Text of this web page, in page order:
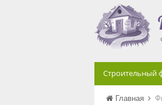
Строительный
Главная